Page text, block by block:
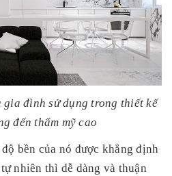
đình sử dụng trong thiết kế
đến thẩm mỹ cao
bền của nó được khẳng định
nhiên thì dễ dàng và thuận